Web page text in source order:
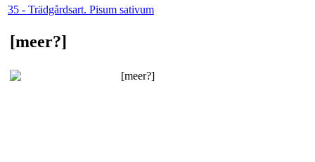
35 - Trädgårdsart. Pisum sativum
[meer?]
[meer?]